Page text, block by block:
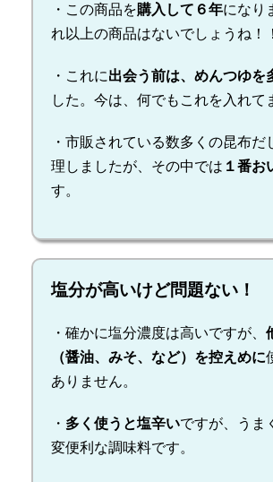
・この商品を購入して６年になり
れ以上の商品はないでしょうね！！
・これに出会う前は、めんつゆを
した。今は、何でもこれを入れて
・市販されている数多くの昆布だ
理しましたが、その中では １番お
す。
塩分が高いけど問題ない！
・確かに塩分濃度は高いですが、
（醤油、みそ、など）を控えめに
ありません。
・ 多く使うと塩辛いですが、うま
変便利な調味料です。